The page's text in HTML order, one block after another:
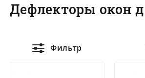
Дефлекторы окон
Фильтр